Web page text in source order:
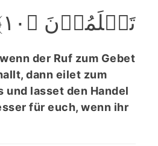
تَعۡلَمُوۡنَ ﴿۱۰﴾
der Ruf zum Gebet
dann eilet zum
und lasset den Handel
für euch, wenn ihr